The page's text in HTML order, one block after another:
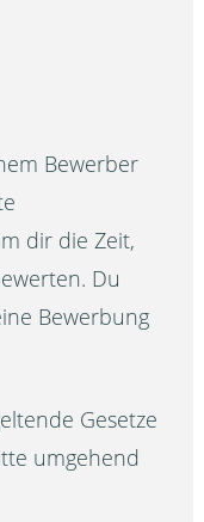
Bewerber
dir die Zeit,
Du
Bewerbung
Gesetze
umgehend